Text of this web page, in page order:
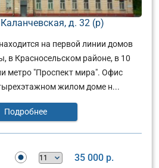
д. 32 (р)
на первой линии домов
в Красносельском районе, в 10
метро "Проспект мира". Офис
жилом доме н...
Подробнее
35 000 р.